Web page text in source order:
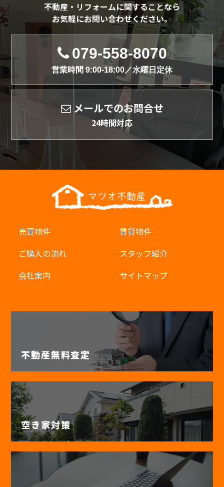
不動産・リフォームに関することなら
お気軽にお問い合わせください。
079-558-8070
営業時間 9:00-18:00／水曜日定休
メールでのお問合せ
24時間対応
売買物件
賃貸物件
ご購入の流れ
スタッフ紹介
会社案内
サイトマップ
不動産無料査定
空き家対策